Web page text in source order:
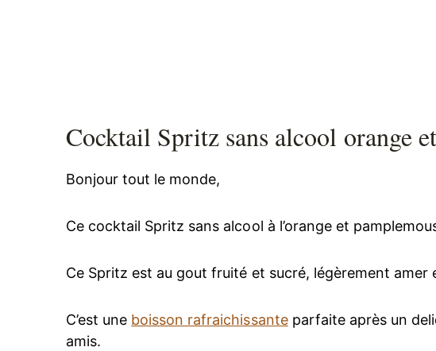
Cocktail Spritz sans alcool orange
Bonjour tout le monde,
Ce cocktail Spritz sans alcool à l’orange et
Ce Spritz est au gout fruité et sucré, légèrement amer
C’est une boisson rafraichissanteparfaite après un
amis.